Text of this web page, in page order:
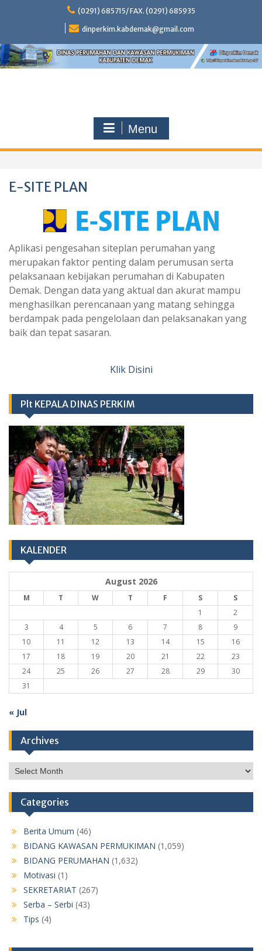
(0291) 685715/ FAX. (0291) 685935
dinperkim.kabdemak@gmail.com
Menu
E-SITE PLAN
Aplikasi pengesahan siteplan perumahan yang
merupakan faktor penting dalam perumusan serta
pelaksanaan kebijakan perumahan di Kabupaten
Demak. Dengan data yang aktual dan akurat mampu
menghasilkan perencanaan yang matang sehingga
berdampak pada pengelolaan dan pelaksanakan yang
baik dan tepat sasaran.
Klik Disini
Plt KEPALA DINAS PERKIM
KALENDER
August 2026
M T W T F S
S
1
2
3
4 5 6 7 8
9
10
11 12 13 14 15
16
17
18 19 20 21 22
23
24
25 26 27 28 29
30
31
« Jul
Archives
Archives
Categories
Berita Umum (46)
BIDANG KAWASAN PERMUKIMAN (1,059)
BIDANG PERUMAHAN (1,632)
Motivasi (1)
SEKRETARIAT (267)
Serba – Serbi (43)
Tips (4)